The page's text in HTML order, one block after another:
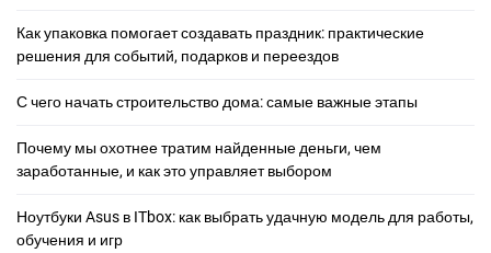
Как упаковка помогает создавать праздник: практические
решения для событий, подарков и переездов
С чего начать строительство дома: самые важные этапы
Почему мы охотнее тратим найденные деньги, чем
заработанные, и как это управляет выбором
Ноутбуки Asus в ITbox: как выбрать удачную модель для работы,
обучения и игр